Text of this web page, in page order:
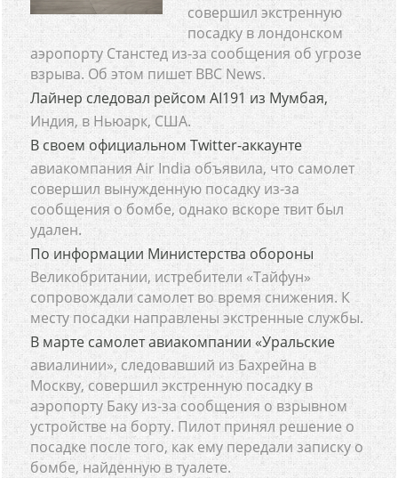
совершил экстренную
посадку в лондонском
аэропорту Станстед из-за сообщения об угрозе
взрыва. Об этом пишет BBC News.
Лайнер следовал рейсом AI191 из Мумбая,
Индия, в Ньюарк, США.
В своем официальном Twitter-аккаунте
авиакомпания Air India объявила, что самолет
совершил вынужденную посадку из-за
сообщения о бомбе, однако вскоре твит был
удален.
По информации Министерства обороны
Великобритании, истребители «Тайфун»
сопровождали самолет во время снижения. К
месту посадки направлены экстренные службы.
В марте самолет авиакомпании «Уральские
авиалинии», следовавший из Бахрейна в
Москву, совершил экстренную посадку в
аэропорту Баку из-за сообщения о взрывном
устройстве на борту. Пилот принял решение о
посадке после того, как ему передали записку о
бомбе, найденную в туалете.